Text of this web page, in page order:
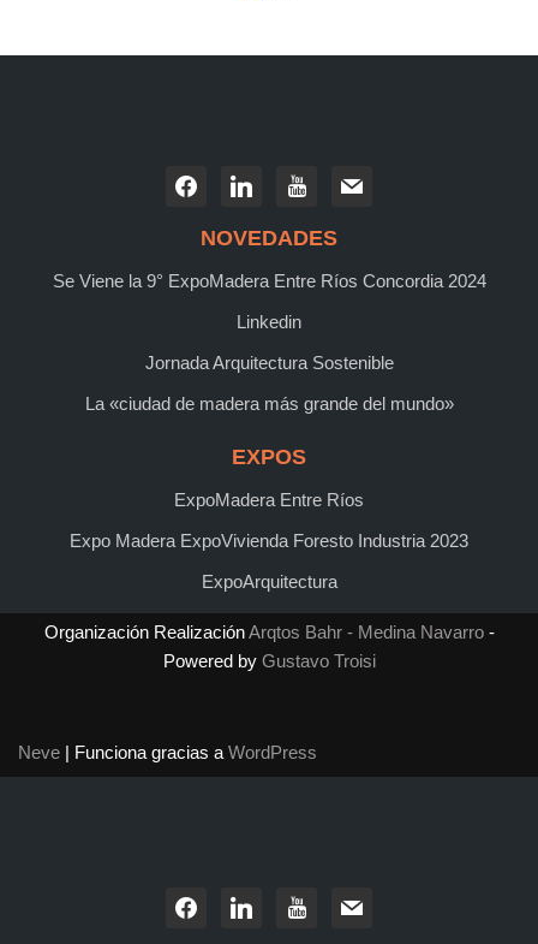
NOVEDADES
Se Viene la 9° ExpoMadera Entre Ríos Concordia 2024
Linkedin
Jornada Arquitectura Sostenible
La «ciudad de madera más grande del mundo»
EXPOS
ExpoMadera Entre Ríos
Expo Madera ExpoVivienda Foresto Industria 2023
ExpoArquitectura
Organización RealizaciónArqtos Bahr - Medina Navarro-
Powered by Gustavo Troisi
Neve | Funciona gracias a WordPress